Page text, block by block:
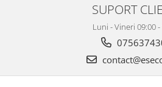
SUPORT
Luni - Vineri 09:00 -